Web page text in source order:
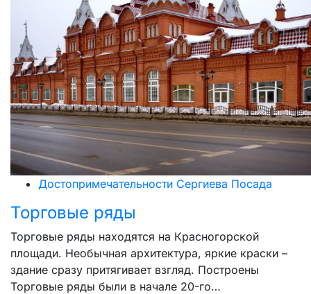
Достопримечательности Сергиева Посада
Торговые ряды
Торговые ряды находятся на Красногорской
площади. Необычная архитектура, яркие краски –
здание сразу притягивает взгляд. Построены
Торговые ряды были в начале 20-го…